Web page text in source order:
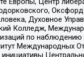
Духовное
Колледж,
по